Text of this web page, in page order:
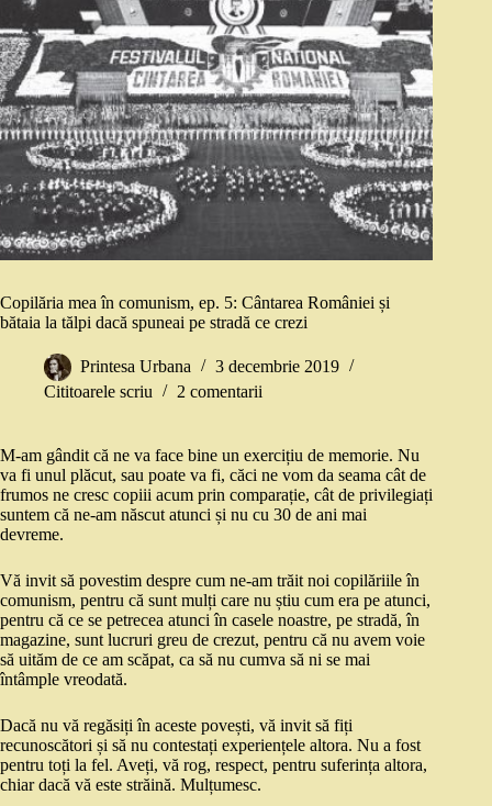
Copilăria mea în comunism, ep. 5: Cântarea României și
bătaia la tălpi dacă spuneai pe stradă ce crezi
Printesa Urbana
3 decembrie 2019
Cititoarele scriu
2 comentarii
M-am gândit că ne va face bine un exercițiu de memorie. Nu
va fi unul plăcut, sau poate va fi, căci ne vom da seama cât de
frumos ne cresc copiii acum prin comparație, cât de privilegiați
suntem că ne-am născut atunci și nu cu 30 de ani mai
devreme.
Vă invit să povestim despre cum ne-am trăit noi copilăriile în
comunism, pentru că sunt mulți care nu știu cum era pe atunci,
pentru că ce se petrecea atunci în casele noastre, pe stradă, în
magazine, sunt lucruri greu de crezut, pentru că nu avem voie
să uităm de ce am scăpat, ca să nu cumva să ni se mai
întâmple vreodată.
Dacă nu vă regăsiți în aceste povești, vă invit să fiți
recunoscători și să nu contestați experiențele altora. Nu a fost
pentru toți la fel. Aveți, vă rog, respect, pentru suferința altora,
chiar dacă vă este străină. Mulțumesc.